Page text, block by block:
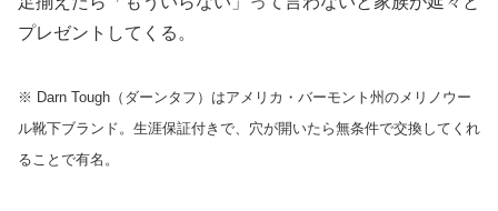
プレゼントしてくる。
※ Darn Tough（ダーンタフ）はアメリカ・バーモント州のメリノウー
ル靴下ブランド。生涯保証付きで、穴が開いたら無条件で交換してくれ
ることで有名。